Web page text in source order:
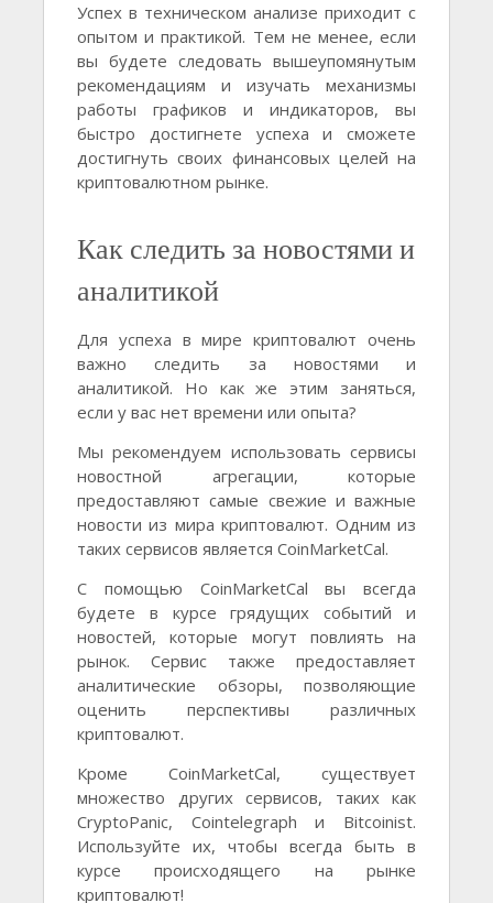
Успех в техническом анализе приходит с
опытом и практикой. Тем не менее, если
вы будете следовать вышеупомянутым
рекомендациям и изучать механизмы
работы графиков и индикаторов, вы
быстро достигнете успеха и сможете
достигнуть своих финансовых целей на
криптовалютном рынке.
Как следить за новостями и
аналитикой
Для успеха в мире криптовалют очень
важно следить за новостями и
аналитикой. Но как же этим заняться,
если у вас нет времени или опыта?
Мы рекомендуем использовать сервисы
новостной агрегации, которые
предоставляют самые свежие и важные
новости из мира криптовалют. Одним из
таких сервисов является CoinMarketCal.
С помощью CoinMarketCal вы всегда
будете в курсе грядущих событий и
новостей, которые могут повлиять на
рынок. Сервис также предоставляет
аналитические обзоры, позволяющие
оценить перспективы различных
криптовалют.
Кроме CoinMarketCal, существует
множество других сервисов, таких как
CryptoPanic, Cointelegraph и Bitcoinist.
Используйте их, чтобы всегда быть в
курсе происходящего на рынке
криптовалют!